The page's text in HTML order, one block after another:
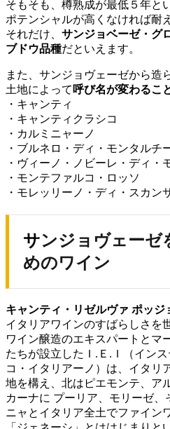
そもそも、樽熟成が最低５年と
ポテンシャルが高くなければ耐
それだけ、 サンジョベーゼ・グ
ブドウ品種だといえます。
また、サンジョヴェーゼから造
土地によって 呼び名が変わるこ
・キャンティ
・キャンティクラシコ
・カルミニャーノ
・ブルネロ・ディ・モンタルチ
・ヴィーノ・ノビーレ・ディ・
・モンテファルコ・ロッソ
・モレッリーノ・ディ・スカン
サンジョヴェーゼを使ったおすす
めのワイン
キャンティ・リゼルヴァ ポッジ
イタリアワインのすばらしさを
ワイン醸造のエキスパートとマ
たちが設立したＩ.Ｅ.Ｉ（イン
コ・イタリアーノ）は、イタリ
地を構え、北はピエモンテ、ア
カーナに プーリア、モリーゼ
ニャとイタリア全土でファイン